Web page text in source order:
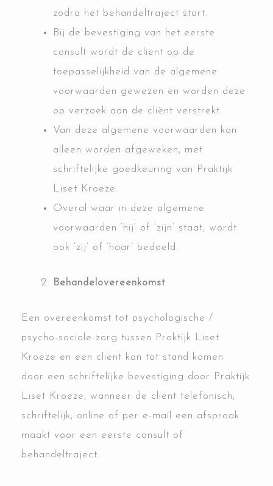
zodra het behandeltraject start.
Bij de bevestiging van het eerste
consult wordt de cliënt op de
toepasselijkheid van de algemene
voorwaarden gewezen en worden deze
op verzoek aan de cliënt verstrekt.
Van deze algemene voorwaarden kan
alleen worden afgeweken, met
schriftelijke goedkeuring van Praktijk
Liset Kroeze.
Overal waar in deze algemene
voorwaarden ‘hij’ of ‘zijn’ staat, wordt
ook ‘zij’ of ‘haar’ bedoeld.
Behandelovereenkomst
Een overeenkomst tot psychologische /
psycho-sociale zorg tussen Praktijk Liset
Kroeze en een cliënt kan tot stand komen
door een schriftelijke bevestiging door Praktijk
Liset Kroeze, wanneer de cliënt telefonisch,
schriftelijk, online of per e-mail een afspraak
maakt voor een eerste consult of
behandeltraject.